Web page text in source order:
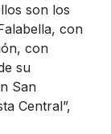
son los
con
con
su
San
Central”,